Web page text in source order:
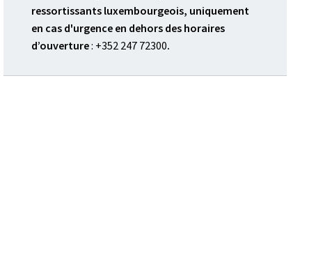
ressortissants luxembourgeois, uniquement
en cas d'urgence en dehors des horaires
d’ouverture: +352 247 72300.